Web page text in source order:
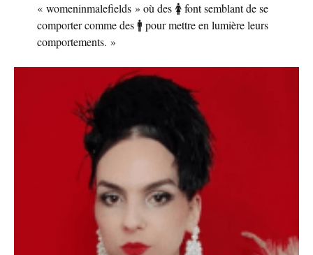
« womeninmalefields » où des 🚺 font semblant de se
comporter comme des 🚹 pour mettre en lumière leurs
comportements. »